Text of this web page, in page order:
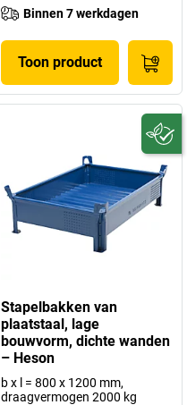
Binnen 7 werkdagen
Toon product
Stapelbakken van
plaatstaal, lage
bouwvorm, dichte wanden
– Heson
b x l = 800 x 1200 mm,
draagvermogen 2000 kg